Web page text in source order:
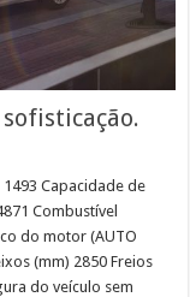
Capacidade de
Combustível
do motor (AUTO
(mm) 2850 Freios
do veículo sem